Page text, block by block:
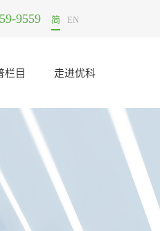
2021-06-23
9559 简 EN
栏目 走进优科